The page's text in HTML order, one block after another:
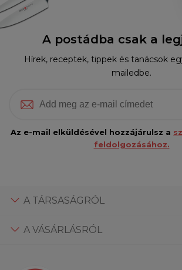
A postádba csak a
Hírek, receptek, tippek és tanácsok
mailedbe.
Az e-mail elküldésével hozzájárulsz a
feldolgozásához.
A TÁRSASÁGRÓL
A VÁSÁRLÁSRÓL